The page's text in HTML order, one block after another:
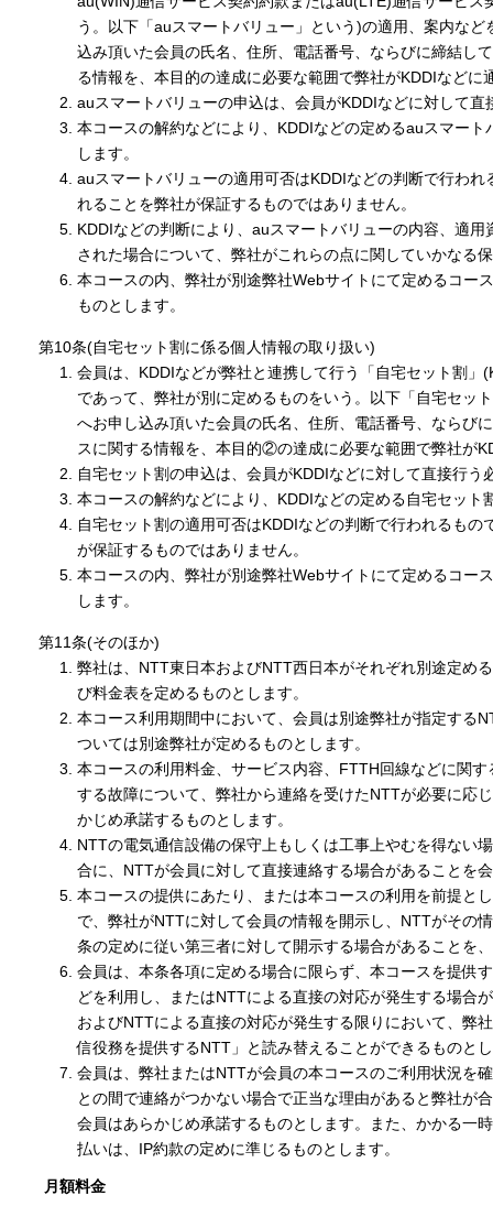
う。以下「auスマートバリュー」という)の適用、案内な
込み頂いた会員の氏名、住所、電話番号、ならびに締結し
る情報を、本目的の達成に必要な範囲で弊社がKDDIなど
auスマートバリューの申込は、会員がKDDIなどに対して直
本コースの解約などにより、KDDIなどの定めるauスマー
します。
auスマートバリューの適用可否はKDDIなどの判断で行わ
れることを弊社が保証するものではありません。
KDDIなどの判断により、auスマートバリューの内容、適
された場合について、弊社がこれらの点に関していかなる
本コースの内、弊社が別途弊社Webサイトにて定めるコー
ものとします。
第10条(自宅セット割に係る個人情報の取り扱い)
会員は、KDDIなどが弊社と連携して行う「自宅セット割
であって、弊社が別に定めるものをいう。以下「自宅セ
へお申し込み頂いた会員の氏名、住所、電話番号、ならび
スに関する情報を、本目的②の達成に必要な範囲で弊社が
自宅セット割の申込は、会員がKDDIなどに対して直接行う
本コースの解約などにより、KDDIなどの定める自宅セッ
自宅セット割の適用可否はKDDIなどの判断で行われるも
が保証するものではありません。
本コースの内、弊社が別途弊社Webサイトにて定めるコー
します。
第11条(そのほか)
弊社は、NTT東日本およびNTT西日本がそれぞれ別途定め
び料金表を定めるものとします。
本コース利用期間中において、会員は別途弊社が指定する
ついては別途弊社が定めるものとします。
本コースの利用料金、サービス内容、FTTH回線などに関
する故障について、弊社から連絡を受けたNTTが必要に応
かじめ承諾するものとします。
NTTの電気通信設備の保守上もしくは工事上やむを得ない
合に、NTTが会員に対して直接連絡する場合があることを
本コースの提供にあたり、または本コースの利用を前提と
で、弊社がNTTに対して会員の情報を開示し、NTTがその
条の定めに従い第三者に対して開示する場合があることを
会員は、本条各項に定める場合に限らず、本コースを提供
どを利用し、またはNTTによる直接の対応が発生する場合
およびNTTによる直接の対応が発生する限りにおいて、弊
信役務を提供するNTT」と読み替えることができるものと
会員は、弊社またはNTTが会員の本コースのご利用状況を
との間で連絡がつかない場合で正当な理由があると弊社が
会員はあらかじめ承諾するものとします。また、かかる一
払いは、IP約款の定めに準じるものとします。
月額料金